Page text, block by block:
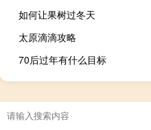
如何让果树过冬天
太原滴滴攻略
70后过年有什么目标
“醴酒不陈宾客去”的出处是哪里